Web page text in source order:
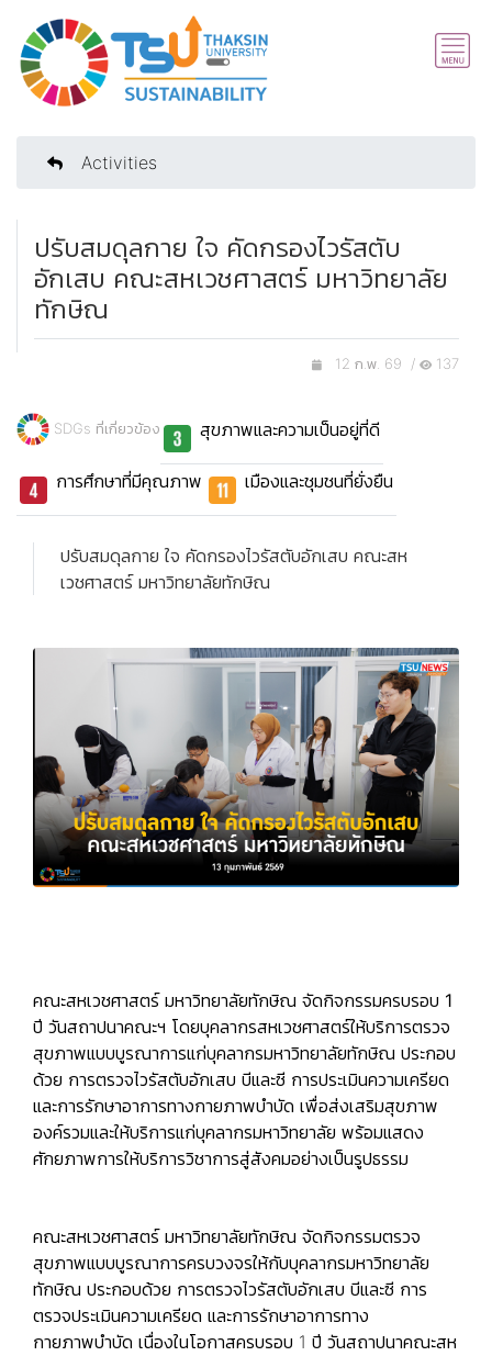
Activities
ปรับสมดุลกาย ใจ คัดกรองไวรัสตับ
อักเสบ คณะสหเวชศาสตร์ มหาวิทยาลัย
ทักษิณ
12 ก.พ. 69 / 137
SDGs ที่เกี่ยวข้อง สุขภาพและความเป็นอยู่ที่ดี
การศึกษาที่มีคุณภาพ เมืองและชุมชนที่ยั่งยืน
ปรับสมดุลกาย ใจ คัดกรองไวรัสตับอักเสบ คณะสห
เวชศาสตร์ มหาวิทยาลัยทักษิณ
คณะสหเวชศาสตร์ มหาวิทยาลัยทักษิณ จัดกิจกรรมครบรอบ 1
ปี วันสถาปนาคณะฯ โดยบุคลากรสหเวชศาสตร์ให้บริการตรวจ
สุขภาพแบบบูรณาการแก่บุคลากรมหาวิทยาลัยทักษิณ ประกอบ
ด้วย การตรวจไวรัสตับอักเสบ บีและซี การประเมินความเครียด
และการรักษาอาการทางกายภาพบำบัด เพื่อส่งเสริมสุขภาพ
องค์รวมและให้บริการแก่บุคลากรมหาวิทยาลัย พร้อมแสดง
ศักยภาพการให้บริการวิชาการสู่สังคมอย่างเป็นรูปธรรม
คณะสหเวชศาสตร์ มหาวิทยาลัยทักษิณ จัดกิจกรรมตรวจ
สุขภาพแบบบูรณาการครบวงจรให้กับบุคลากรมหาวิทยาลัย
ทักษิณ ประกอบด้วย การตรวจไวรัสตับอักเสบ บีและซี การ
ตรวจประเมินความเครียด และการรักษาอาการทาง
กายภาพบำบัด เนื่องในโอกาสครบรอบ 1 ปี วันสถาปนาคณะสห